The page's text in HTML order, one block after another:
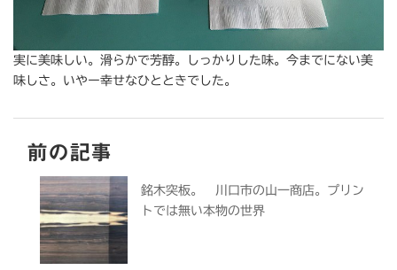
実に美味しい。滑らかで芳醇。しっかりした味。今までにない美
味しさ。いやー幸せなひとときでした。
前の記事
銘木突板。 川口市の山一商店。プリン
トでは無い本物の世界